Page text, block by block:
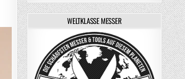
WELTKLASSE MESSER